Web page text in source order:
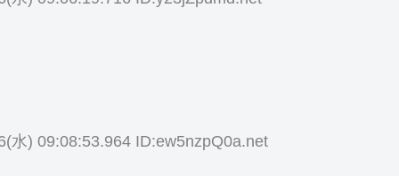
水) 09:08:53.964 ID:ew5nzpQ0a.net